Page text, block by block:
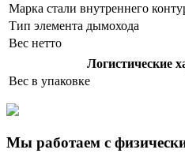
Марка стали внутреннего
Тип элемента дымохода
Вес нетто
Логистические
Вес в упаковке
Мы работаем с